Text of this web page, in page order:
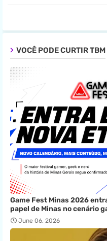
VOCÊ PODE CURTIR TBM
Game Fest Minas 2026
papel de Minas no cenário
June 06, 2026